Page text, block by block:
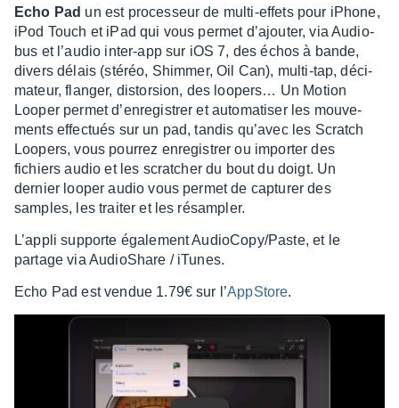
Echo Pad un est proces­seur de multi-effets pour iPhone,
iPod Touch et iPad qui vous permet d’ajou­ter, via Audio­
bus et l’au­dio inter-app sur iOS 7, des échos à bande,
divers délais (stéréo, Shim­mer, Oil Can), multi-tap, déci­
ma­teur, flan­ger, distor­sion, des loopers… Un Motion
Looper permet d’en­re­gis­trer et auto­ma­ti­ser les mouve­
ments effec­tués sur un pad, tandis qu’avec les Scratch
Loopers, vous pour­rez enre­gis­trer ou impor­ter des
fichiers audio et les scrat­cher du bout du doigt. Un
dernier looper audio vous permet de captu­rer des
samples, les trai­ter et les résam­pler.
L’ap­pli supporte égale­ment Audio­Copy/Paste, et le
partage via Audio­Share / iTunes.
Echo Pad est vendue 1.79€ sur l’AppS­tore.